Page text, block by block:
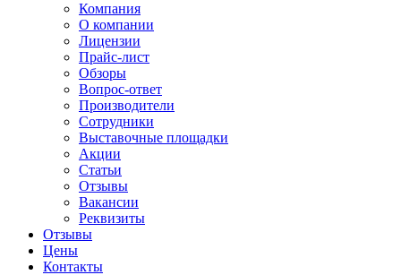
Компания
О компании
Лицензии
Прайс-лист
Обзоры
Вопрос-ответ
Производители
Сотрудники
Выставочные площадки
Акции
Статьи
Отзывы
Вакансии
Реквизиты
Отзывы
Цены
Контакты